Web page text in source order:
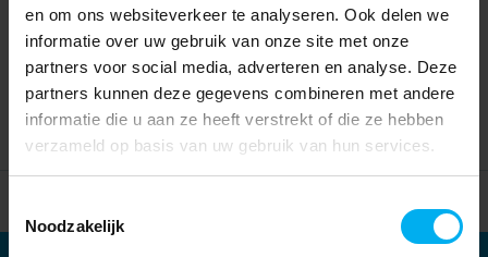
en om ons websiteverkeer te analyseren. Ook delen we
informatie over uw gebruik van onze site met onze
partners voor social media, adverteren en analyse. Deze
partners kunnen deze gegevens combineren met andere
informatie die u aan ze heeft verstrekt of die ze hebben
verzameld op basis van uw gebruik van hun services.
Noodzakelijk